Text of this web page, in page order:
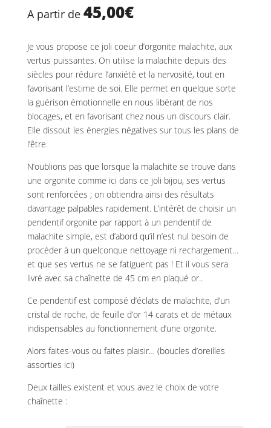
A partir de 45,00€
Je vous propose ce joli coeur d’orgonite malachite, aux
vertus puissantes. On utilise la malachite depuis des
siècles pour réduire l’anxiété et la nervosité, tout en
favorisant l’estime de soi. Elle permet en quelque sorte
la guérison émotionnelle en nous libérant de nos
blocages, et en favorisant chez nous un discours clair.
Elle dissout les énergies négatives sur tous les plans de
l’être.
N’oublions pas que lorsque la malachite se trouve dans
une orgonite comme ici dans ce joli bijou, ses vertus
sont renforcées ; on obtiendra ainsi des résultats
davantage palpables rapidement. L’intérêt de choisir un
pendentif orgonite par rapport à un pendentif de
malachite simple, est d’abord qu’il n’est nul besoin de
procéder à un quelconque nettoyage ni rechargement…
et que ses vertus ne se fatiguent pas ! Et il vous sera
livré avec sa chaînette de 45 cm en plaqué or..
Ce pendentif est composé d’éclats de malachite, d’un
cristal de roche, de feuille d’or 14 carats et de métaux
indispensables au fonctionnement d’une orgonite.
Alors faites-vous ou faites plaisir… (boucles d’oreilles
assorties ici)
Deux tailles existent et vous avez le choix de votre
chaînette :